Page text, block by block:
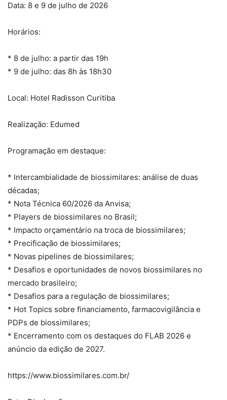
Data: 8 e 9 de julho de 2026
Horários:
* 8 de julho: a partir das 19h
* 9 de julho: das 8h às 18h30
Local: Hotel Radisson Curitiba
Realização: Edumed
Programação em destaque:
* Intercambialidade de biossimilares: análise de duas
décadas;
* Nota Técnica 60/2026 da Anvisa;
* Players de biossimilares no Brasil;
* Impacto orçamentário na troca de biossimilares;
* Precificação de biossimilares;
* Novas pipelines de biossimilares;
* Desafios e oportunidades de novos biossimilares no
mercado brasileiro;
* Desafios para a regulação de biossimilares;
* Hot Topics sobre financiamento, farmacovigilância e
PDPs de biossimilares;
* Encerramento com os destaques do FLAB 2026 e
anúncio da edição de 2027.
https://www.biossimilares.com.br/